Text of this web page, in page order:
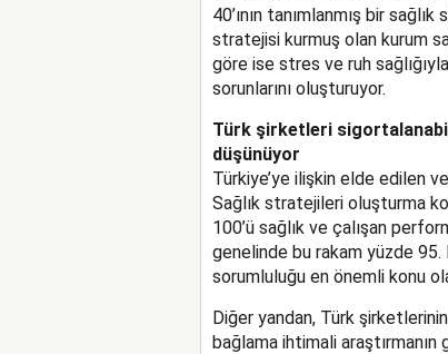
40’ının tanımlanmış bir
stratejisi kurmuş olan kurum
göre ise stres ve ruh
sorunlarını oluşturuyor.
Türk şirketleri
düşünüyor
Türkiye’ye ilişkin elde edilen
Sağlık stratejileri oluşturma
100’ü sağlık ve çalışan
genelinde bu rakam yüzde
sorumluluğu en önemli konu
Diğer yandan, Türk
bağlama ihtimali araştırmanın